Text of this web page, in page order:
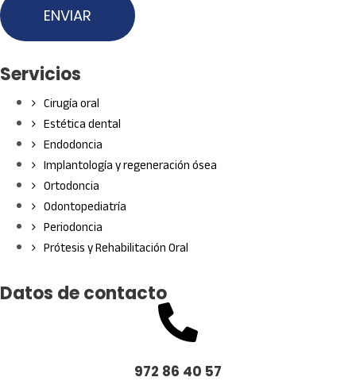
Servicios
Cirugía oral
Estética dental
Endodoncia
Implantología y regeneración ósea
Ortodoncia
Odontopediatría
Periodoncia
Prótesis y Rehabilitación Oral
Datos de contacto
972 86 40 57